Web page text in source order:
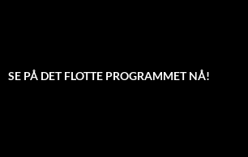
SE PÅ DET FLOTTE PROGRAMMET NÅ!